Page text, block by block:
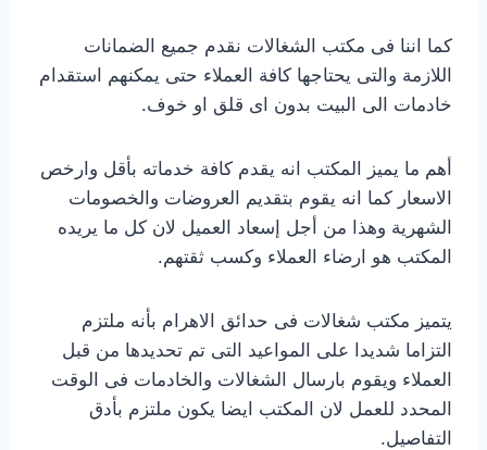
كما اننا فى مكتب الشغالات نقدم جميع الضمانات
اللازمة والتى يحتاجها كافة العملاء حتى يمكنهم استقدام
خادمات الى البيت بدون اى قلق او خوف.
أهم ما يميز المكتب انه يقدم كافة خدماته بأقل وارخص
الاسعار كما انه يقوم بتقديم العروضات والخصومات
الشهرية وهذا من أجل إسعاد العميل لان كل ما يريده
المكتب هو ارضاء العملاء وكسب ثقتهم.
يتميز مكتب شغالات فى حدائق الاهرام بأنه ملتزم
التزاما شديدا على المواعيد التى تم تحديدها من قبل
العملاء ويقوم بارسال الشغالات والخادمات فى الوقت
المحدد للعمل لان المكتب ايضا يكون ملتزم بأدق
التفاصيل.